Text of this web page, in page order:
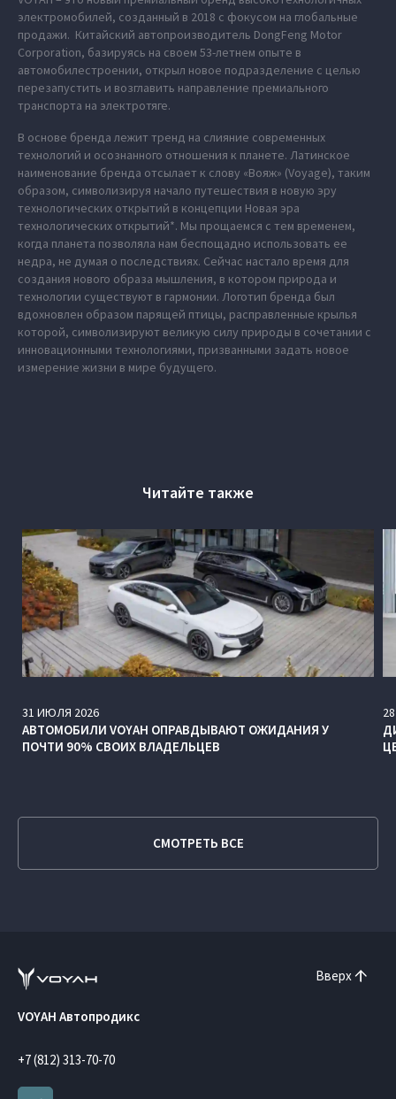
электромобилей, созданный в 2018 с фокусом на глобальные
продажи. Китайский автопроизводитель DongFeng Motor
Corporation, базируясь на своем 53-летнем опыте в
автомобилестроении, открыл новое подразделение с целью
перезапустить и возглавить направление премиального
транспорта на электротяге.
В основе бренда лежит тренд на слияние современных
технологий и осознанного отношения к планете. Латинское
наименование бренда отсылает к слову «Вояж» (Voyage), таким
образом, символизируя начало путешествия в новую эру
технологических открытий в концепции Новая эра
технологических открытий*. Мы прощаемся с тем временем,
когда планета позволяла нам беспощадно использовать ее
недра, не думая о последствиях. Сейчас настало время для
создания нового образа мышления, в котором природа и
технологии существуют в гармонии. Логотип бренда был
вдохновлен образом парящей птицы, расправленные крылья
которой, символизируют великую силу природы в сочетании с
инновационными технологиями, призванными задать новое
измерение жизни в мире будущего.
Читайте также
31 ИЮЛЯ 2026
АВТОМОБИЛИ VOYAH ОПРАВДЫВАЮТ ОЖИДАНИЯ У
ПОЧТИ 90% СВОИХ ВЛАДЕЛЬЦЕВ
28
СМОТРЕТЬ ВСЕ
Вверх
VOYAH Автопродикс
+7 (812) 313-70-70